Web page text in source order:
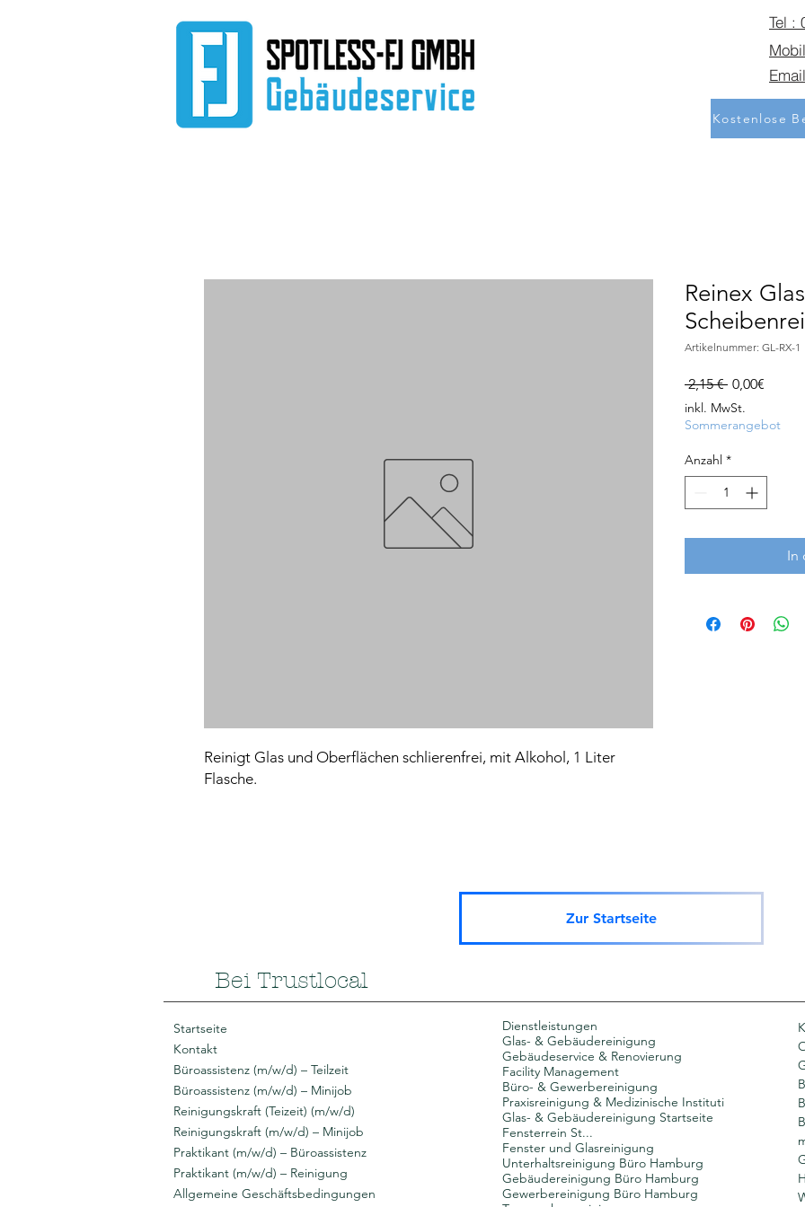
Tel :
Kostenlose
Reinigt Glas und Oberflächen schlierenfrei, mit Alkohol, 1 Liter
Flasche.
Reinex
Artikelnummer: GL-RX-1
2,15 € 0,00€
inkl. MwSt.
Sommerangebot
Anzahl *
In
Zur Startseite
Bei Trustlocal
Startseite
Kontakt
Büroassistenz (m/w/d) – Teilzeit
Büroassistenz (m/w/d) – Minijob
Reinigungskraft (Teizeit) (m/w/d)
Reinigungskraft (m/w/d) – Minijob
Praktikant (m/w/d) – Büroassistenz
Praktikant (m/w/d) – Reinigung
Allgemeine Geschäftsbedingungen
Dienstleistungen
Glas- & Gebäudereinigung
Gebäudeservice & Renovierung
Facility Management
Büro- & Gewerbereinigung
Praxisreinigung & Medizinische Instituti
Glas- & Gebäudereinigung Startseite
Fensterrein St...
Fenster und Glasreinigung
Unterhaltsreinigung Büro Hamburg
Gebäudereinigung Büro Hamburg
Gewerbereinigung Büro Hamburg